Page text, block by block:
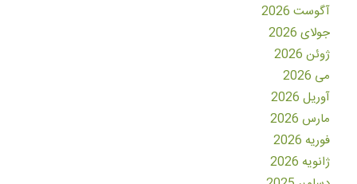
آگوست 2026
جولای 2026
ژوئن 2026
می 2026
آوریل 2026
مارس 2026
فوریه 2026
ژانویه 2026